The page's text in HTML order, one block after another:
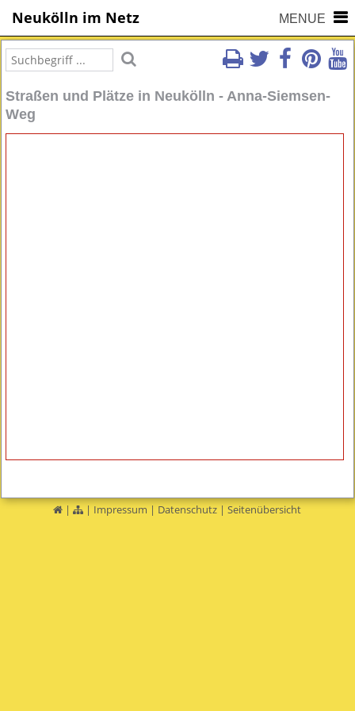
Neukölln im Netz MENUE
Straßen und Plätze in Neukölln - Anna-Siemsen-
Weg
| | Impressum | Datenschutz |Seitenübersicht